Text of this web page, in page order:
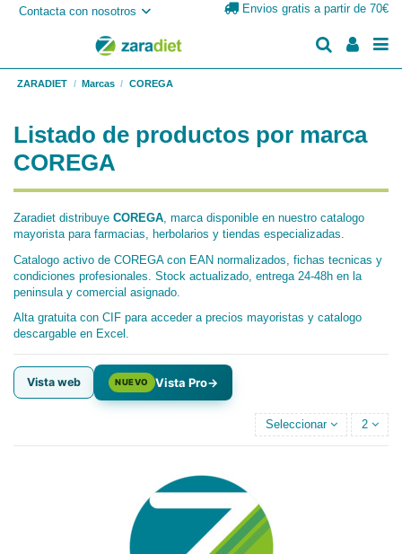
Contacta con nosotros Envios gratis a partir de 70€
ZARADIET Marcas COREGA
Listado de productos por marca
COREGA
Zaradiet distribuye COREGA, marca disponible en nuestro catalogo
mayorista para farmacias, herbolarios y tiendas especializadas.
Catalogo activo de COREGA con EAN normalizados, fichas tecnicas y
condiciones profesionales. Stock actualizado, entrega 24-48h en la
peninsula y comercial asignado.
Alta gratuita con CIF para acceder a precios mayoristas y catalogo
descargable en Excel.
Vista web NUEVO Vista Pro→
Seleccionar 2